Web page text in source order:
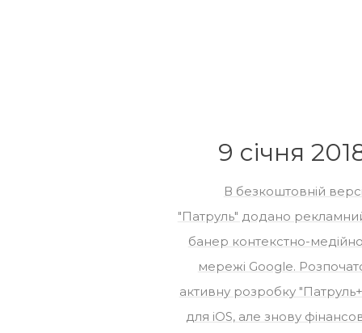
9 січня
В безкоштовній
"Патруль" додано
банер контекстно-
мережі Google.
активну розробку
для iOS, але знову